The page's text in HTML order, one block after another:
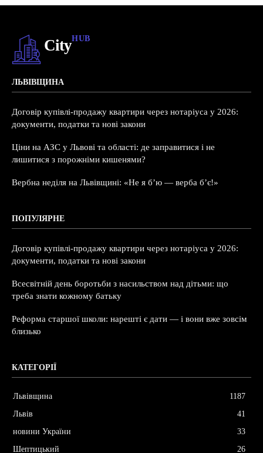
CityHUB
ЛЬВІВЩИНА
Договір купівлі-продажу квартири через нотаріуса у 2026:
документи, податки та нові закони
Ціни на АЗС у Львові та області: де заправитися і не
лишитися з порожніми кишенями?
Вербна неділя на Львівщині: «Не я б’ю — верба б’є!»
ПОПУЛЯРНЕ
Договір купівлі-продажу квартири через нотаріуса у 2026:
документи, податки та нові закони
Всесвітній день боротьби з насильством над дітьми: що
треба знати кожному батьку
Реформа старшої школи: нарешті є дати — і вони вже зовсім
близько
КАТЕГОРІЇ
Львівщина
1187
Львів
41
новини України
33
Шептицький
26